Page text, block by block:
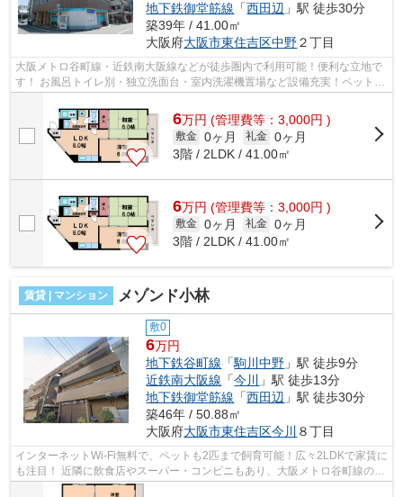
地下鉄御堂筋線 「西田辺 」駅 徒歩30分
築39年 / 41.00㎡
大阪府大阪市東住吉区中野２丁目
大阪メトロ谷町線・近鉄南大阪線などが徒歩圏内で利用可能！便利な立地で
す！ お風呂トイレ別・独立洗面台・室内洗濯機置場など設備充実！ペット飼
6万円 (管理費等：3,000円 )
敷金 0ヶ月 礼金 0ヶ月
3階 / 2LDK / 41.00㎡
6万円 (管理費等：3,000円 )
敷金 0ヶ月 礼金 0ヶ月
3階 / 2LDK / 41.00㎡
賃貸 | マンション メゾンド小林
敷0
6万円
地下鉄谷町線 「駒川中野 」駅 徒歩9分
近鉄南大阪線 「今川
」駅 徒歩13分
地下鉄御堂筋線 「西田辺 」駅 徒歩30分
築46年 / 50.88㎡
大阪府大阪市東住吉区今川 ８丁目
インターネットWi-Fi無料で、ペットも2匹まで飼育可能！広々2LDKで家賃に
も注目！ 近隣に飲食店やスーパー・コンビニもあり、大阪メトロ谷町線の利
用も可能です！ ■□■□■□■□■□■□■□■□■...